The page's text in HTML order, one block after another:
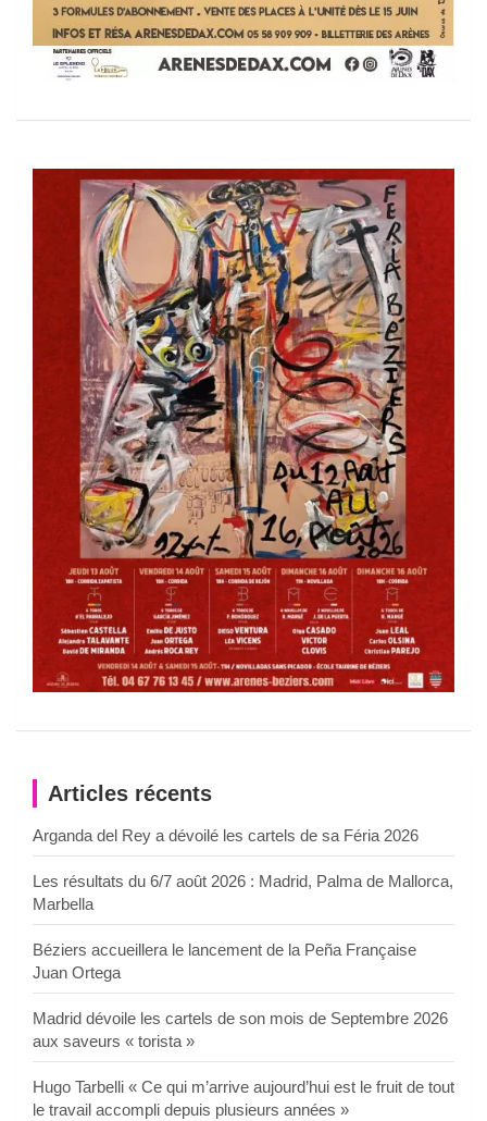
Articles récents
Arganda del Rey a dévoilé les cartels de sa Féria 2026
Les résultats du 6/7 août 2026 : Madrid, Palma de Mallorca,
Marbella
Béziers accueillera le lancement de la Peña Française
Juan Ortega
Madrid dévoile les cartels de son mois de Septembre 2026
aux saveurs « torista »
Hugo Tarbelli « Ce qui m’arrive aujourd’hui est le fruit de tout
le travail accompli depuis plusieurs années »